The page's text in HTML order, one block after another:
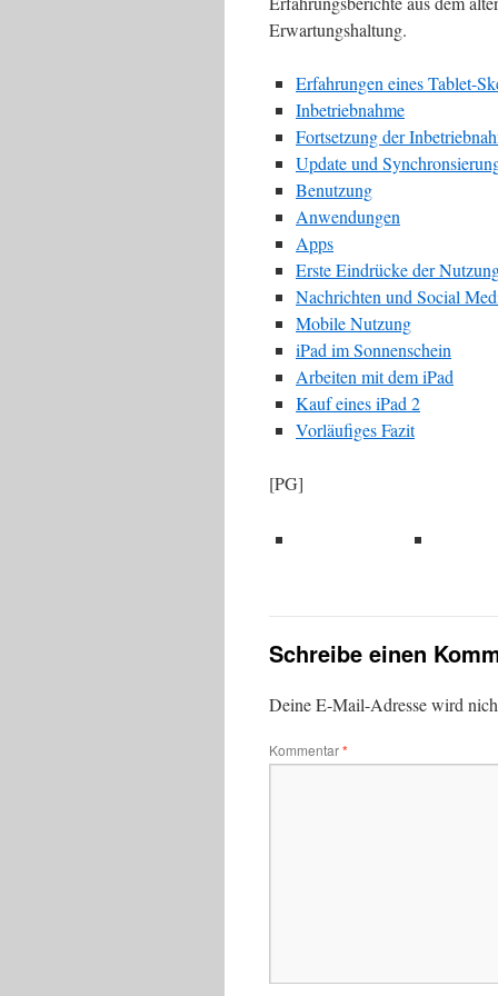
Erwartungshaltung.
Erfahrungen eines Tablet-
Inbetriebnahme
Fortsetzung der
Update und
Benutzung
Anwendungen
Apps
Erste Eindrücke der
Nachrichten und Social
Mobile Nutzung
iPad im Sonnenschein
Arbeiten mit dem iPad
Kauf eines iPad 2
Vorläufiges Fazit
[PG]
Schreibe einen
Deine E-Mail-Adresse wird
Kommentar*